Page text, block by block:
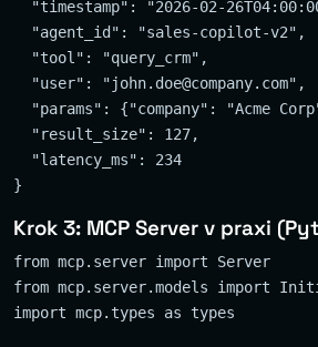
"timestamp": "2026-02-
  "agent_id": "sales-copilot-v2",
  "tool": "query_crm",
  "user": "
john.doe@company.com",
"params": {"company": "Acme
  "result_size": 127,
  "latency_ms": 234
Krok 3: MCP Server v praxi
from mcp.server import Server
from mcp.server.models import
import mcp.types as types